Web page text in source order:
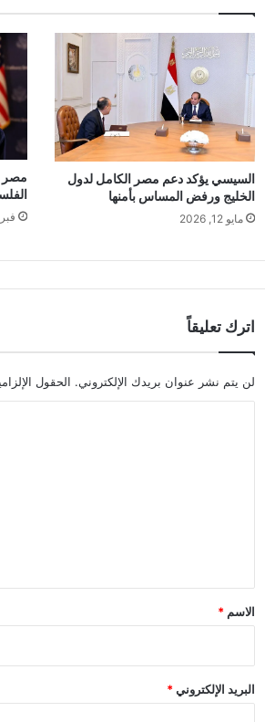
السيسي يؤكد دعم مصر الكامل لدول
الخليج ورفض المساس بأمنها
مايو 12, 2026
مصر
فبراير
اترك تعليقاً
لن يتم نشر عنوان بريدك الإلكتروني. الحقول
*
الاسم *
البريد الإلكتروني*